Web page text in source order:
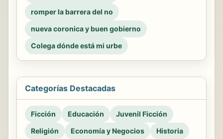
romper la barrera del no
nueva coronica y buen gobierno
Colega dónde está mi urbe
Categorías Destacadas
Ficción Educación
Juvenil Ficción
Religión
Economía y Negocios Historia